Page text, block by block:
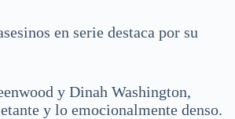
en serie destaca por su
y Dinah Washington,
y lo emocionalmente denso.